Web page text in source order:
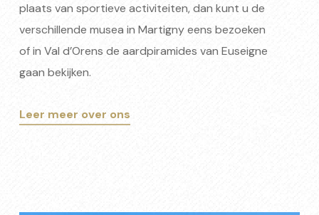
plaats van sportieve activiteiten, dan kunt u de
verschillende musea in Martigny eens bezoeken
of in Val d’Orens de aardpiramides van Euseigne
gaan bekijken.
Leer meer over ons